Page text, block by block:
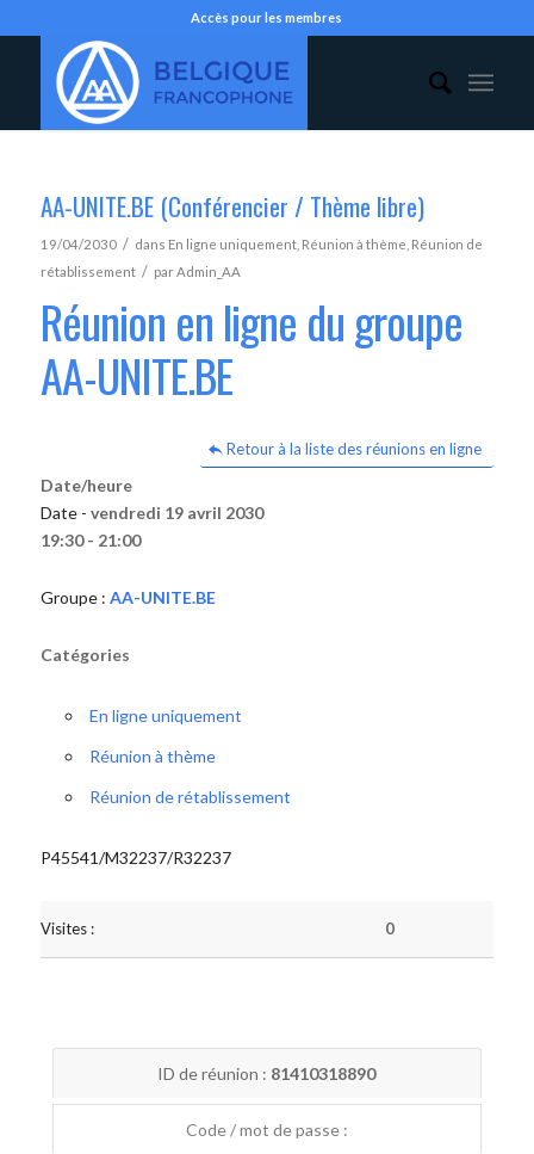
Accès pour les membres
AA-UNITE.BE (Conférencier / Thème libre)
19/04/2030 / dans En ligne uniquement, Réunion à thème Réunion de
rétablissement / parAdmin_AA
Réunion en ligne du groupe
AA-UNITE.BE
Retour à la liste des réunions en ligne
Date/heure
Date - vendredi 19 avril 2030
19:30 - 21:00
Groupe : AA-UNITE.BE
Catégories
En ligne uniquement
Réunion à thème
Réunion de rétablissement
P45541/M32237/R32237
Visites : 0
ID de réunion : 81410318890
Code / mot de passe :